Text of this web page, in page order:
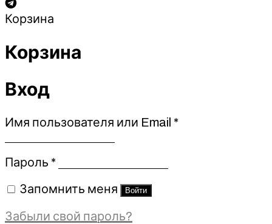
Корзина
Корзина
Вход
Имя пользователя или Email *Обязательно
Пароль *Обязательно
Запомнить меня Войти
Забыли свой пароль?